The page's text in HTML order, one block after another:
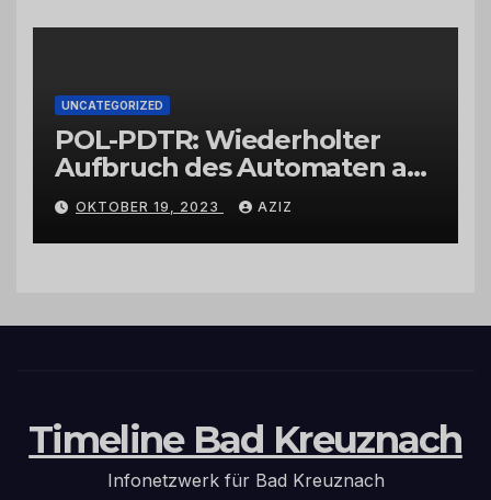
UNCATEGORIZED
POL-PDTR: Wiederholter
Aufbruch des Automaten am
Wohnmobilstellplatz in
Hermeskeil am Labachweg
OKTOBER 19, 2023 AZIZ
Timeline Bad Kreuznach
Infonetzwerk für Bad Kreuznach